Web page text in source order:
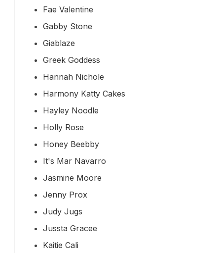
Fae Valentine
Gabby Stone
Giablaze
Greek Goddess
Hannah Nichole
Harmony Katty Cakes
Hayley Noodle
Holly Rose
Honey Beebby
It's Mar Navarro
Jasmine Moore
Jenny Prox
Judy Jugs
Jussta Gracee
Kaitie Cali